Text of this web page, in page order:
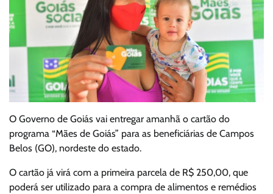
O Governo de Goiás vai entregar amanhã o cartão do
programa “Mães de Goiás” para as beneficiárias de Campos
Belos (GO), nordeste do estado.
O cartão já virá com a primeira parcela de R$ 250,00, que
poderá ser utilizado para a compra de alimentos e remédios